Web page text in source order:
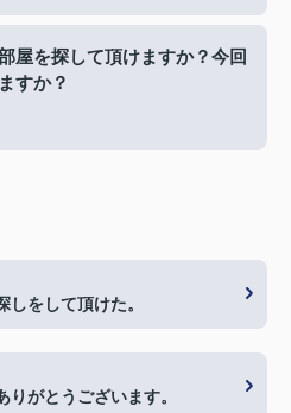
屋を探して頂けますか？今回
すか？
しをして頂けた。
りがとうございます。